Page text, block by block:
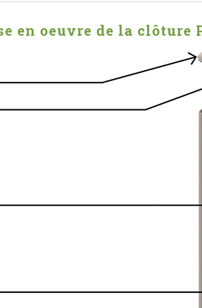
en oeuvre de la clôture